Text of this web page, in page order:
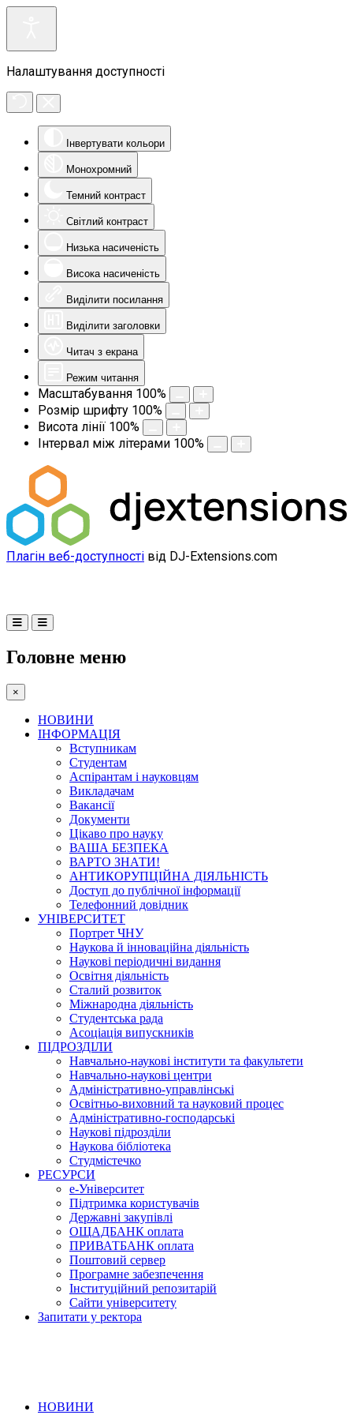
Налаштування доступності
Інвертувати кольори
Монохромний
Темний контраст
Світлий контраст
Низька насиченість
Висока насиченість
Виділити посилання
Виділити заголовки
Читач з екрана
Режим читання
Масштабування 100%
Розмір шрифту 100%
Висота лінії 100%
Інтервал між літерами 100%
Плагін веб-доступності від DJ-Extensions.com
Головне меню
×
НОВИНИ
ІНФОРМАЦІЯ
Вступникам
Студентам
Аспірантам і науковцям
Викладачам
Вакансії
Документи
Цікаво про науку
ВАША БЕЗПЕКА
ВАРТО ЗНАТИ!
АНТИКОРУПЦІЙНА ДІЯЛЬНІСТЬ
Доступ до публічної інформації
Телефонний довідник
УНІВЕРСИТЕТ
Портрет ЧНУ
Наукова й інноваційна діяльність
Наукові періодичні видання
Освітня діяльність
Сталий розвиток
Міжнародна діяльність
Студентська рада
Асоціація випускників
ПІДРОЗДІЛИ
Навчально-наукові інститути та факультети
Навчально-наукові центри
Адміністративно-управлінські
Освітньо-виховний та науковий процес
Адміністративно-господарські
Наукові підрозділи
Наукова бібліотека
Студмістечко
РЕСУРСИ
е-Університет
Підтримка користувачів
Державні закупівлі
ОЩАДБАНК оплата
ПРИВАТБАНК оплата
Поштовий сервер
Програмне забезпечення
Інституційний репозитарій
Сайти університету
Запитати у ректора
НОВИНИ